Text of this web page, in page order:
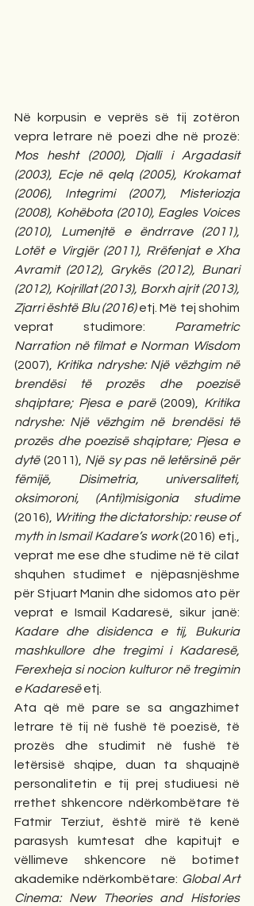
Në korpusin e veprës së tij zotëron
Mos hesht (2000), Djalli i Argadasit
(2003), Ecje në qelq (2005), Krokamat
(2006), Integrimi (2007), Misteriozja
(2008), Kohëbota (2010), Eagles Voices
(2010), Lumenjtë e ëndrrave (2011),
Lotët e Virgjër (2011), Rrëfenjat e Xha
Avramit (2012), Grykës (2012), Bunari
(2012), Kojrillat (2013), Borxh ajrit (2013),
Zjarri është Blu (2016) etj. Më tej shohim
veprat studimore: Parametric
Narration në filmat e Norman Wisdom
(2007), Kritika ndryshe: Një vëzhgim në
brendësi të prozës dhe poezisë
shqiptare; Pjesa e parë (2009), Kritika
ndryshe: Një vëzhgim në brendësi të
prozës dhe poezisë shqiptare; Pjesa e
dytë (2011), Një sy pas në letërsinë për
fëmijë, Disimetria, universaliteti,
oksimoroni, (Anti)misigonia studime
(2016), Writing the dictatorship: reuse of
myth in Ismail Kadare’s work (2016) etj.,
veprat me ese dhe studime në të cilat
shquhen studimet e njëpasnjëshme
për Stjuart Manin dhe sidomos ato për
Kadare dhe disidenca e tij, Bukuria
mashkullore dhe tregimi i Kadaresë,
Ferexheja si nocion kulturor në tregimin
e Kadaresë etj.
Ata që më pare se sa angazhimet
letrare të tij në fushë të poezisë, të
prozës dhe studimit në fushë të
letërsisë shqipe, duan ta shquajnë
personalitetin e tij prej studiuesi në
rrethet shkencore ndërkombëtare të
Fatmir Terziut, është mirë të kenë
parasysh kumtesat dhe kapitujt e
vëllimeve shkencore në botimet
akademike ndërkombëtare: Global Art
Cinema: New Theories and Histories